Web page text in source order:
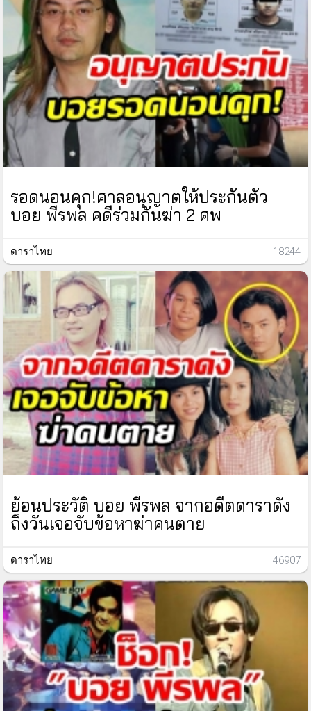
รอดนอนคุก!ศาลอนุญาตให้ประกันตัว
บอย พีรพล คดีร่วมกันฆ่า 2 ศพ
ดาราไทย : 18244
ย้อนประวัติ บอย พีรพล จากอดีตดาราดัง
ถึงวันเจอจับข้อหาฆ่าคนตาย
ดาราไทย : 46907